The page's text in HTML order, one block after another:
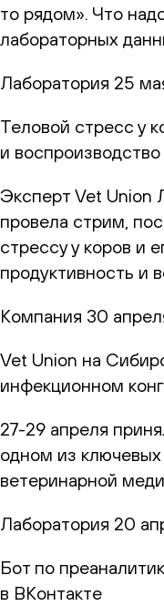
то рядом». Что
лабораторных
Лаборатория 25
Теловой стресс у
и воспроизводство
Эксперт Vet Union
провела стрим,
стрессу у коров и
продуктивность и
Компания 30
Vet Union на
инфекционном
27-29 апреля
одном из
ветеринарной
Лаборатория 20
Бот по
в ВКонтакте